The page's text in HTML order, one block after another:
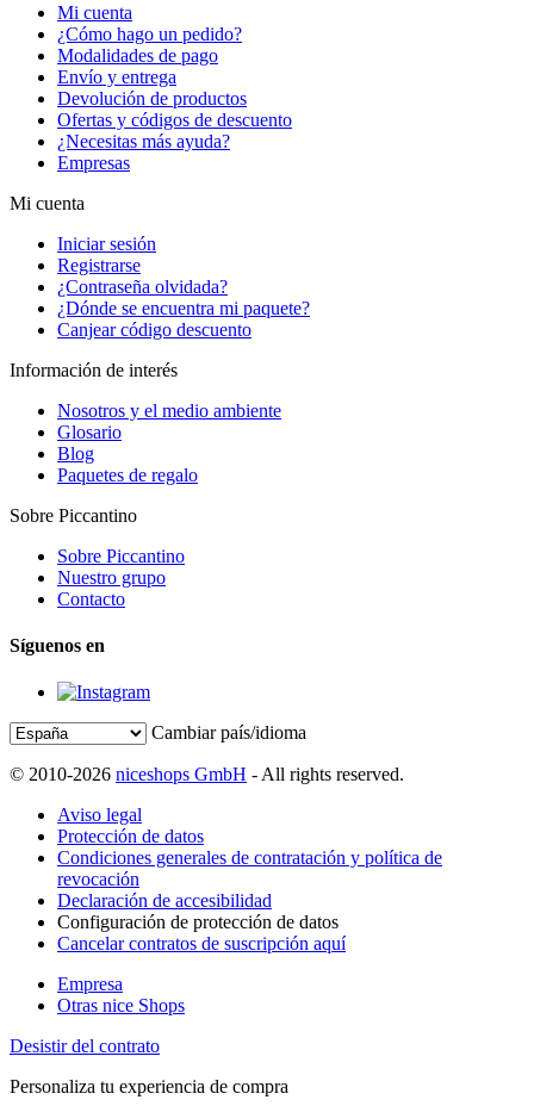
Mi cuenta
¿Cómo hago un pedido?
Modalidades de pago
Envío y entrega
Devolución de productos
Ofertas y códigos de descuento
¿Necesitas más ayuda?
Empresas
Mi cuenta
Iniciar sesión
Registrarse
¿Contraseña olvidada?
¿Dónde se encuentra mi paquete?
Canjear código descuento
Información de interés
Nosotros y el medio ambiente
Glosario
Blog
Paquetes de regalo
Sobre Piccantino
Sobre Piccantino
Nuestro grupo
Contacto
Síguenos en
Cambiar país/idioma
© 2010-2026 niceshops GmbH - All rights reserved.
Aviso legal
Protección de datos
Condiciones generales de contratación y política de
revocación
Declaración de accesibilidad
Configuración de protección de datos
Cancelar contratos de suscripción aquí
Empresa
Otras nice Shops
Desistir del contrato
Personaliza tu experiencia de compra